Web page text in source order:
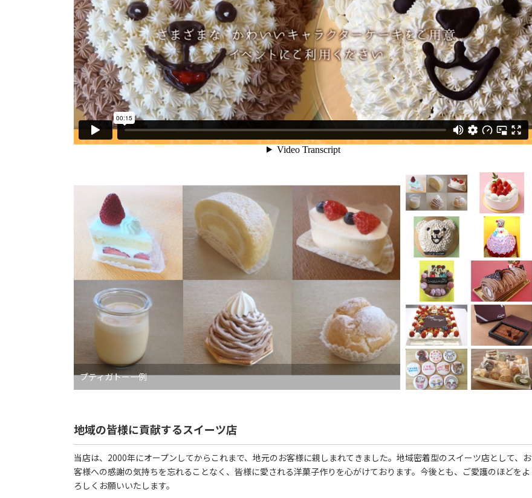
プティガトー一例
地域の皆様に貢献するスイーツ店
当店は、2000年にオープンしてからこれまで、地元のお客様に親しまれてきました。地域密着型のスイーツ店として、お
客様への感謝の気持ちを忘れることなく、皆様に愛される洋菓子作りを心がけております。今後とも、ご愛護のほどをよ
ろしくお願いいたします。